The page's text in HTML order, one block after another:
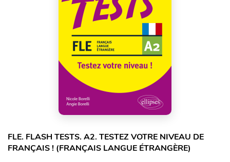
FLE. FLASH TESTS. A2. TESTEZ VOTRE NIVEAU DE
FRANÇAIS ! (FRANÇAIS LANGUE ÉTRANGÈRE)